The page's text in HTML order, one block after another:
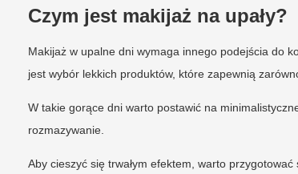
Czym jest makijaż na upały?
Makijaż w upalne dni wymaga innego podejścia do
jest wybór lekkich produktów, które zapewnią
W takie gorące dni warto postawić na
rozmazywanie.
Aby cieszyć się trwałym efektem, warto